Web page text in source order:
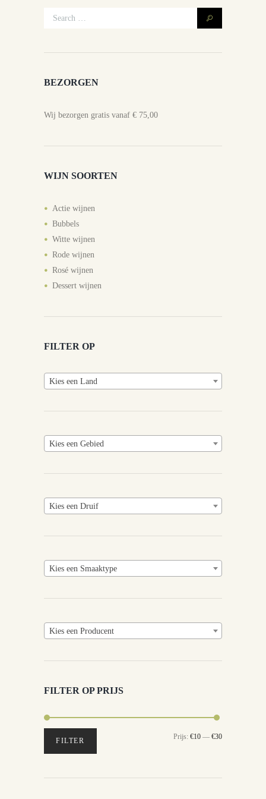
BEZORGEN
Wij bezorgen gratis vanaf € 75,00
WIJN SOORTEN
Actie wijnen
Bubbels
Witte wijnen
Rode wijnen
Rosé wijnen
Dessert wijnen
FILTER OP
Kies een Land
Kies een Gebied
Kies een Druif
Kies een Smaaktype
Kies een Producent
FILTER OP PRIJS
Min.
Max.
FILTER Prijs: €10 — €30